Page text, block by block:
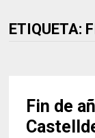
ETIQUETA:
Fin de